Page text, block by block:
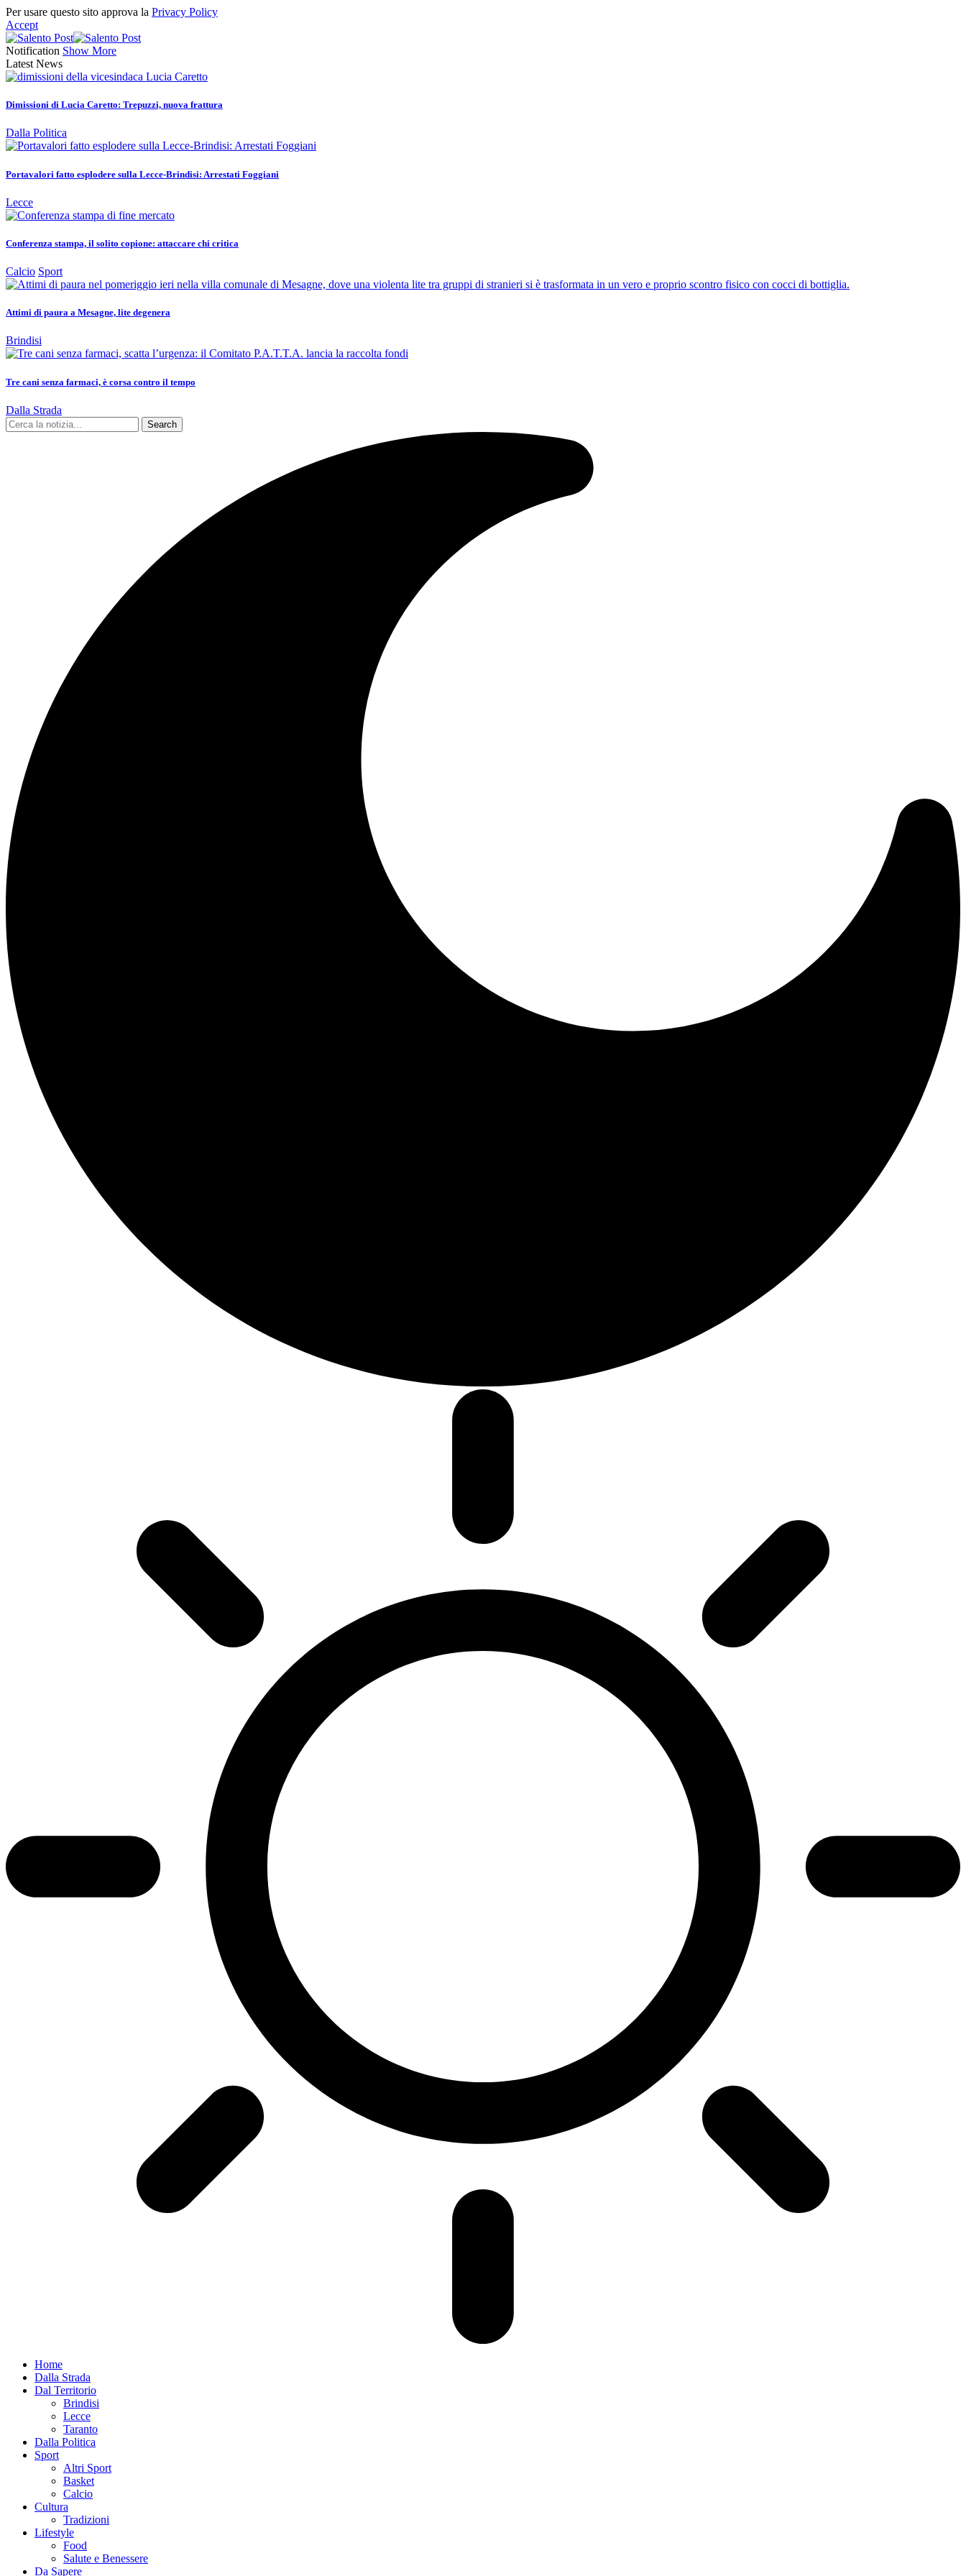
Per usare questo sito approva la Privacy Policy
Accept
Notification Show More
Latest News
Dimissioni di Lucia Caretto: Trepuzzi, nuova frattura
Dalla Politica
Portavalori fatto esplodere sulla Lecce-Brindisi: Arrestati Foggiani
Lecce
Conferenza stampa, il solito copione: attaccare chi critica
Calcio Sport
Attimi di paura a Mesagne, lite degenera
Brindisi
Tre cani senza farmaci, è corsa contro il tempo
Dalla Strada
Home
Dalla Strada
Dal Territorio
Brindisi
Lecce
Taranto
Dalla Politica
Sport
Altri Sport
Basket
Calcio
Cultura
Tradizioni
Lifestyle
Food
Salute e Benessere
Da Sapere